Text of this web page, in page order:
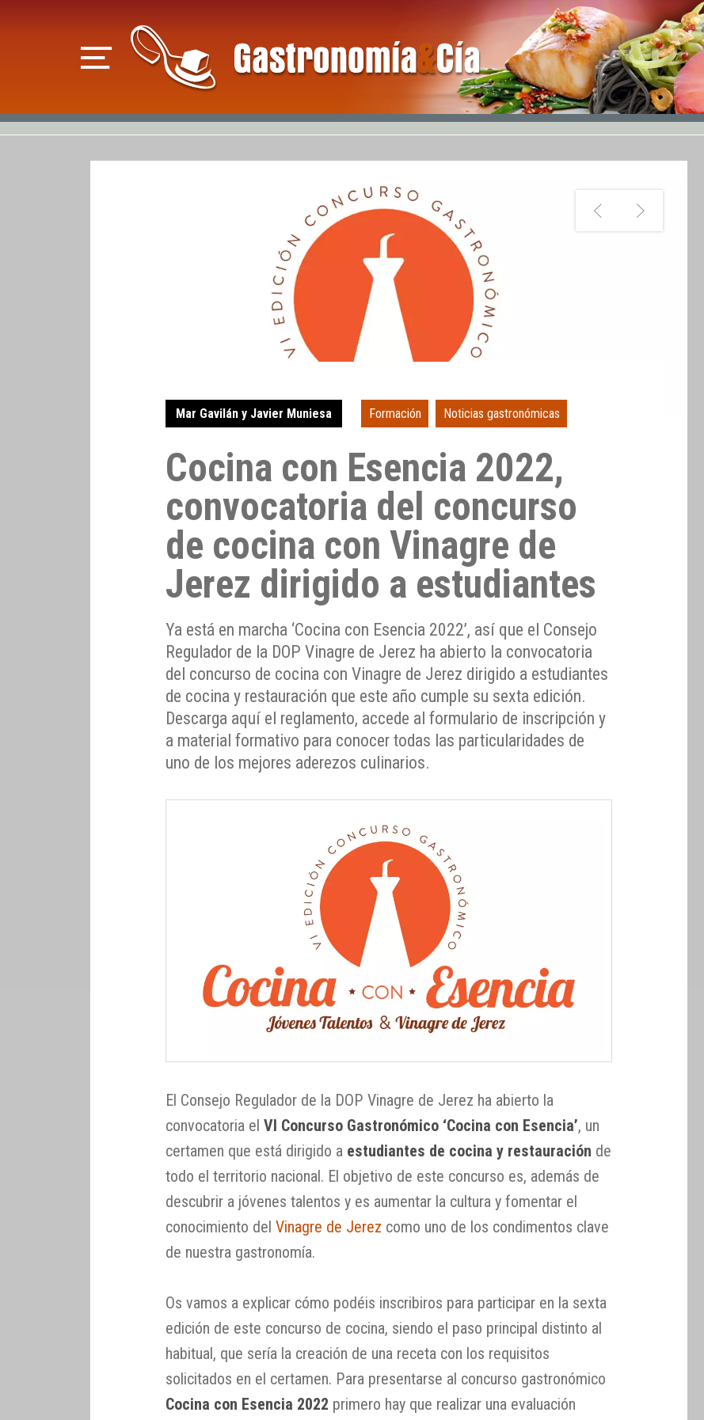
Mar Gavilán y Javier Muniesa Formación Noticias gastronómicas
Cocina con Esencia 2022,
convocatoria del concurso
de cocina con Vinagre de
Jerez dirigido a estudiantes
Ya está en marcha ‘Cocina con Esencia 2022’, así que el Consejo
Regulador de la DOP Vinagre de Jerez ha abierto la convocatoria
del concurso de cocina con Vinagre de Jerez dirigido a estudiantes
de cocina y restauración que este año cumple su sexta edición.
Descarga aquí el reglamento, accede al formulario de inscripción y
a material formativo para conocer todas las particularidades de
uno de los mejores aderezos culinarios.
El Consejo Regulador de la DOP Vinagre de Jerez ha abierto la
convocatoria elVI Concurso Gastronómico ‘Cocina con Esencia’, un
certamen que está dirigido a estudiantes de cocina y restauración de
todo el territorio nacional. El objetivo de este concurso es, además de
descubrir a jóvenes talentos y es aumentar la cultura y fomentar el
conocimiento delVinagre de Jerez como uno de los condimentos clave
de nuestra gastronomía.
Os vamos a explicar cómo podéis inscribiros para participar en la sexta
edición de este concurso de cocina, siendo el paso principal distinto al
habitual, que sería la creación de una receta con los requisitos
solicitados en el certamen. Para presentarse al concurso gastronómico
Cocina con Esencia 2022 primero hay que realizar una evaluación